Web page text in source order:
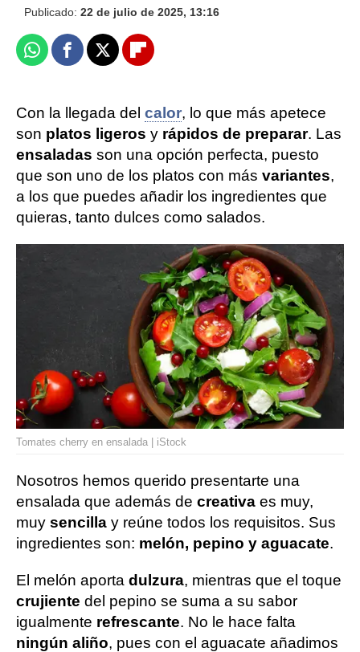
Publicado: 22 de julio de 2025, 13:16
WhatsappFacebook
X Flipboard
Con la llegada del calor, lo que más apetece
son platos ligeros y rápidos de preparar. Las
ensaladas son una opción perfecta, puesto
que son uno de los platos con más variantes,
a los que puedes añadir los ingredientes que
quieras, tanto dulces como salados.
Tomates cherry en ensalada | iStock
Nosotros hemos querido presentarte una
ensalada que además de creativa es muy,
muy sencilla y reúne todos los requisitos. Sus
ingredientes son: melón, pepino y aguacate.
El melón aporta dulzura, mientras que el toque
crujiente del pepino se suma a su sabor
igualmente refrescante. No le hace falta
ningún aliño, pues con el aguacate añadimos